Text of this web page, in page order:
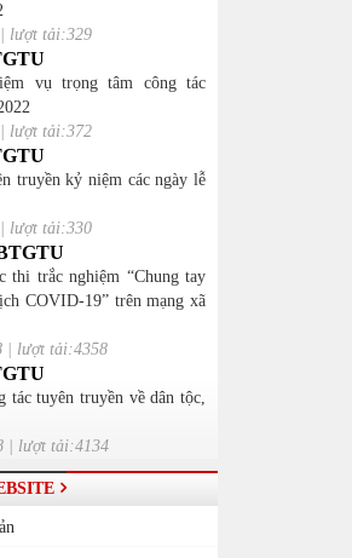
lượt tải:329
vụ trọng tâm công tác
lượt tải:372
truyền kỷ niệm các ngày lễ
lượt tải:330
thi trắc nghiệm “Chung tay
COVID-19” trên mạng xã
| lượt tải:4358
tác tuyên truyền về dân tộc,
| lượt tải:4134